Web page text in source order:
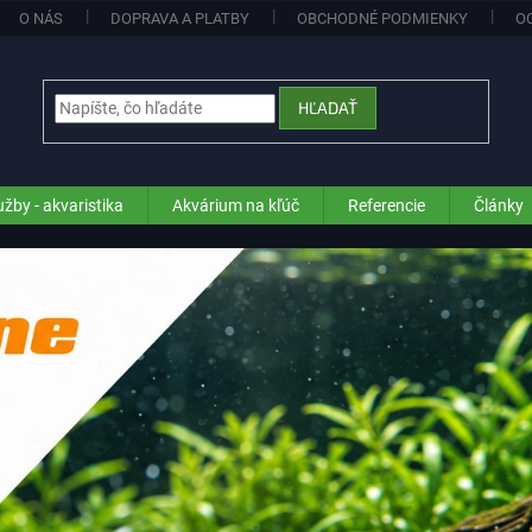
O NÁS DOPRAVA A PLATBY OBCHODNÉ PODMIENKY
HĽADAŤ
- akvaristika Akvárium na kľúč Referencie Články